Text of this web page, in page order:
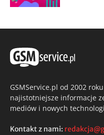
GSMService.pl od 2002
najistotniejsze informacje
mediów i nowych
Kontakt z nami: